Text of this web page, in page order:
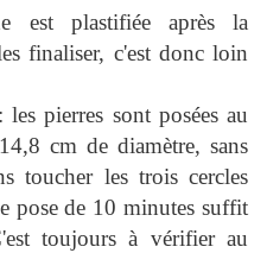
est plastifiée après la
finaliser, c'est donc loin
pierres sont posées au
cm de diamètre, sans
toucher les trois cercles
pose de 10 minutes suffit
toujours à vérifier au